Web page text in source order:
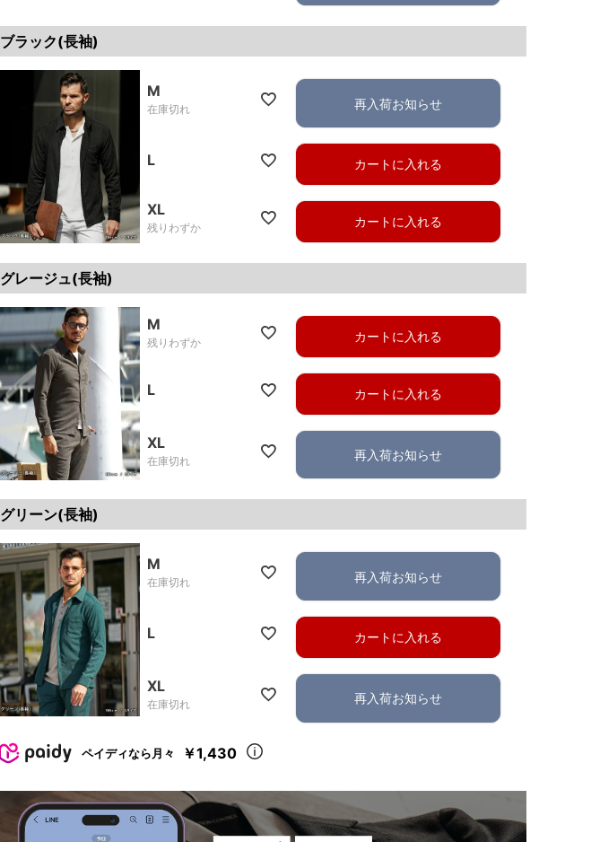
ブラック(長袖)
M
在庫切れ 再入荷お知らせ
L カートに入れる
XL
残りわずか カートに入れる
グレージュ(長袖)
M
残りわずか カートに入れる
L カートに入れる
XL
在庫切れ 再入荷お知らせ
グリーン(長袖)
M
在庫切れ 再入荷お知らせ
L カートに入れる
XL
在庫切れ 再入荷お知らせ
ペイディなら月々 ￥1,430